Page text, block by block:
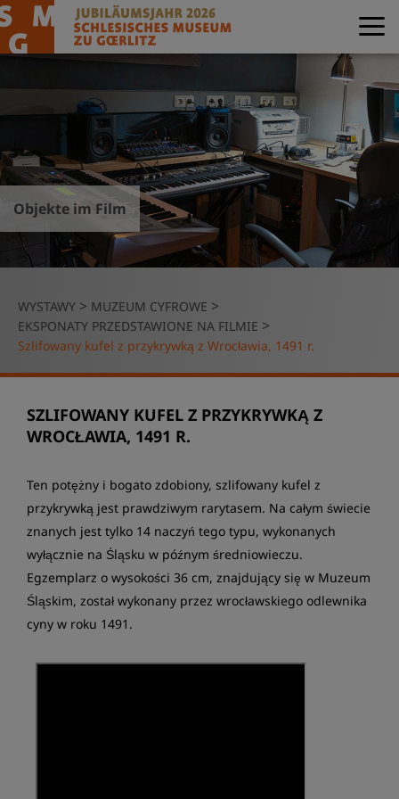
Objekte im Film
WYSTAWY > MUZEUM CYFROWE >
EKSPONATY PRZEDSTAWIONE NA FILMIE >
Szlifowany kufel z przykrywką z Wrocławia, 1491 r.
SZLIFOWANY KUFEL Z PRZYKRYWKĄ Z
WROCŁAWIA, 1491 R.
Ten potężny i bogato zdobiony, szlifowany kufel z
przykrywką jest prawdziwym rarytasem. Na całym świecie
znanych jest tylko 14 naczyń tego typu, wykonanych
wyłącznie na Śląsku w późnym średniowieczu.
Egzemplarz o wysokości 36 cm, znajdujący się w Muzeum
Śląskim, został wykonany przez wrocławskiego odlewnika
cyny w roku 1491.